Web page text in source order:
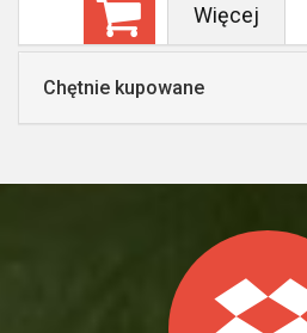
Więcej
Chętnie kupowane